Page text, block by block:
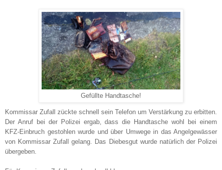
Gefüllte Handtasche!
Kommissar Zufall zückte schnell sein Telefon um Verstärkung zu erbitten.
Der Anruf bei der Polizei ergab, dass die Handtasche wohl bei einem
KFZ-Einbruch gestohlen wurde und über Umwege in das Angelgewässer
von Kommissar Zufall gelang. Das Diebesgut wurde natürlich der Polizei
übergeben.